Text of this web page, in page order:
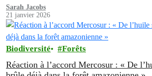
la compatibilité de cet accord avec les traités
européenne.
Sarah Jacobs
21 janvier 2026
Biodiversité Forêts
Réaction à l’accord Mercosur : « De